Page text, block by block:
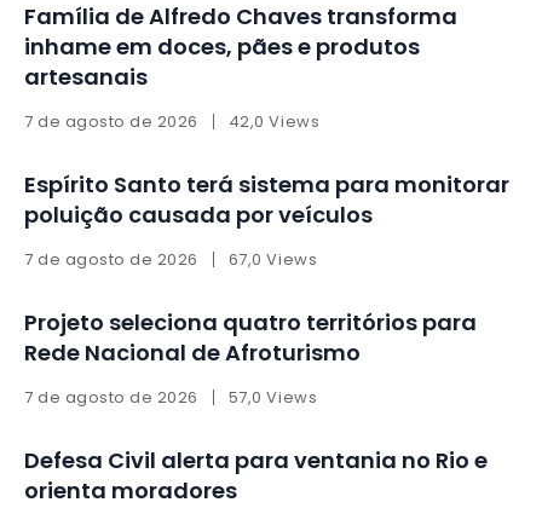
Família de Alfredo Chaves transforma
inhame em doces, pães e produtos
artesanais
7 de agosto de 2026 42,0 Views
Espírito Santo terá sistema para monitorar
poluição causada por veículos
7 de agosto de 2026 67,0 Views
Projeto seleciona quatro territórios para
Rede Nacional de Afroturismo
7 de agosto de 2026 57,0 Views
Defesa Civil alerta para ventania no Rio e
orienta moradores